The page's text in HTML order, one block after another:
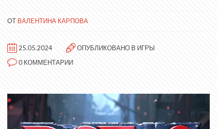
ОТВАЛЕНТИНА КАРПОВА
25.05.2024 ОПУБЛИКОВАНО ВИГРЫ
0 КОММЕНТАРИИ